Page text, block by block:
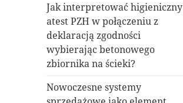
Jak interpretować higieniczny
atest PZH w połączeniu z
deklaracją zgodności
wybierając betonowego
zbiornika na ścieki?
Nowoczesne systemy